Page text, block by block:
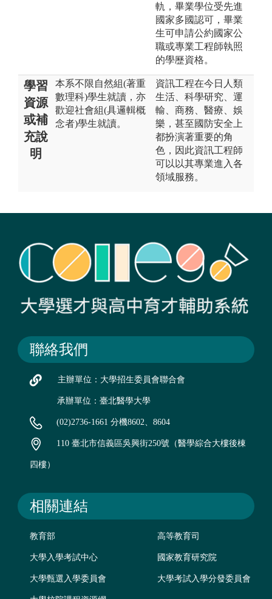
軌，畢業學位受先進
國家多國認可，畢業
生可申請公約國家公
職或專業工程師執照
的學歷資格。
學習
資源
或補
充說
明
本系不限自然組(著重
數理科)學生就讀，亦
歡迎社會組(具邏輯概
念者)學生就讀。
資訊工程在今日人類
生活、科學研究、運
輸、商務、醫療、娛
樂，甚至國防安全上
都扮演著重要的角
色，因此資訊工程師
可以以其專業進入各
領域服務。
聯絡我們
主辦單位：大學招生委員會聯合會
承辦單位：臺北醫學大學
(02)2736-1661 分機8602、8604
110 臺北市信義區吳興街250號（醫學綜合大樓後棟
四樓）
相關連結
教育部 高等教育司
大學入學考試中心 國家教育研究院
大學甄選入學委員會 大學考試入學分發委員會